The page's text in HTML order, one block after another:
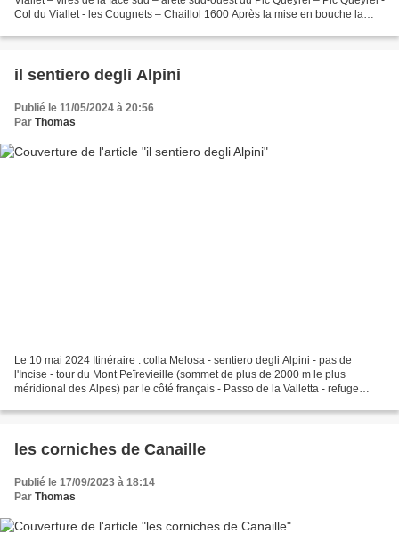
Col du Viallet - les Cougnets – Chaillol 1600 Après la mise en bouche la
il sentiero degli Alpini
Publié le 11/05/2024 à 20:56
Par Thomas
Le 10 mai 2024 Itinéraire : colla Melosa - sentiero degli Alpini - pas de
l'Incise - tour du Mont Peïrevieille (sommet de plus de 2000 m le plus
méridional des Alpes) par le côté français - Passo de la Valletta - refuge
les corniches de Canaille
Publié le 17/09/2023 à 18:14
Par Thomas